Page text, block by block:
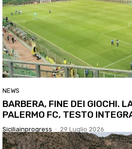
NEWS
BARBERA, FINE DEI GIOCHI.
PALERMO FC, TESTO
Siciliainprogress - 29 Luglio 2026